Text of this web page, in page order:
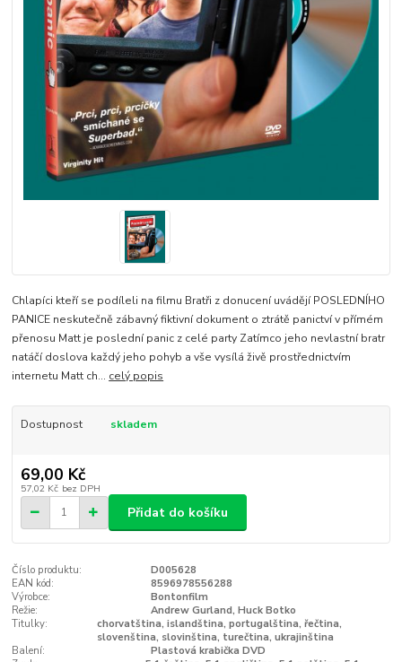
Chlapíci kteří se podíleli na filmu Bratři z donucení uvádějí POSLEDNÍHO
PANICE neskutečně zábavný fiktivní dokument o ztrátě panictví v přímém
přenosu Matt je poslední panic z celé party Zatímco jeho nevlastní bratr
natáčí doslova každý jeho pohyb a vše vysílá živě prostřednictvím
internetu Matt ch... celý popis
Dostupnost skladem
69,00 Kč
57,02 Kč bez DPH
Přidat do košíku
Číslo produktu:
D005628
EAN kód:
8596978556288
Výrobce:
Bontonfilm
Režie:
Andrew Gurland, Huck Botko
Titulky:
chorvatština, islandština, portugalština, řečtina,
slovenština, slovinština, turečtina, ukrajinština
Balení:
Plastová krabička DVD